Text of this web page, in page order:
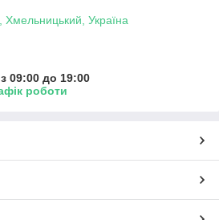
Україна
09:00 до 19:00
роботи